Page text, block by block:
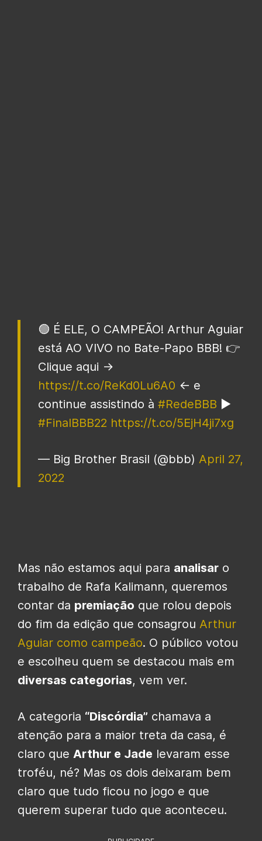
🟢 É ELE, O CAMPEÃO! Arthur Aguiar
está AO VIVO no Bate-Papo BBB! 👉
Clique aqui →
https://t.co/ReKd0Lu6A0 ← e
continue assistindo à #RedeBBB ▶️
#FinalBBB22 https://t.co/5EjH4ji7xg
— Big Brother Brasil (@bbb) April 27,
2022
Mas não estamos aqui para analisar o
trabalho de Rafa Kalimann, queremos
contar da premiação que rolou depois
do fim da edição que consagrou Arthur
Aguiar como campeão. O público votou
e escolheu quem se destacou mais em
diversas categorias, vem ver.
A categoria “Discórdia” chamava a
atenção para a maior treta da casa, é
claro que Arthur e Jade levaram esse
troféu, né? Mas os dois deixaram bem
claro que tudo ficou no jogo e que
querem superar tudo que aconteceu.